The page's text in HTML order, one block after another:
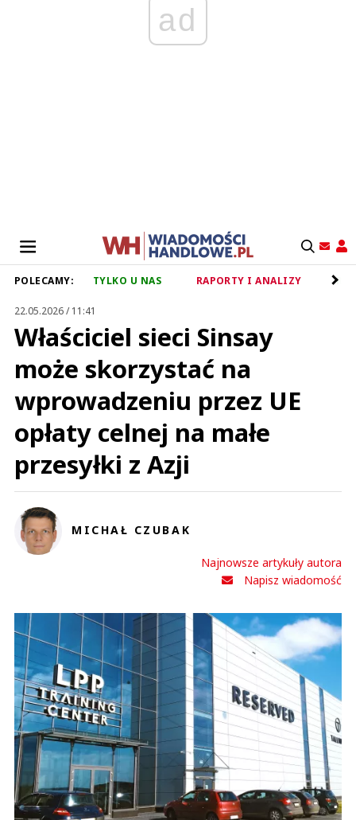
ad
POLECAMY: TYLKO U NAS RAPORTY I ANALIZY
22.05.2026 / 11:41
Właściciel sieci Sinsay
może skorzystać na
wprowadzeniu przez UE
opłaty celnej na małe
przesyłki z Azji
MICHAŁ CZUBAK
Najnowsze artykuły autora
Napisz wiadomość